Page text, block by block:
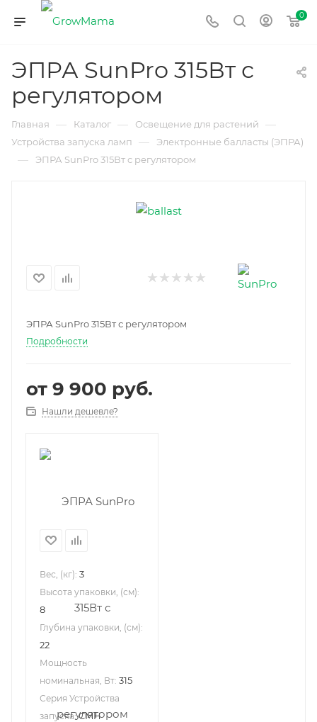
0
ЭПРА SunPro 315Вт с
регулятором
Главная — Каталог — Освещение для растений —
Устройства запуска ламп — Электронные балласты (ЭПРА)
— ЭПРА SunPro 315Вт с регулятором
ЭПРА SunPro 315Вт с регулятором
Подробности
от 9 900 руб.
Нашли дешевле?
Вес, (кг): 3
Высота упаковки, (см):
8
Глубина упаковки, (см):
22
Мощность
номинальная, Вт: 315
Серия Устройства
запуска: CMH